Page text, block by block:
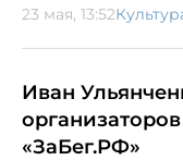
23 мая, 13:52
Иван
«ЗаБег.РФ»